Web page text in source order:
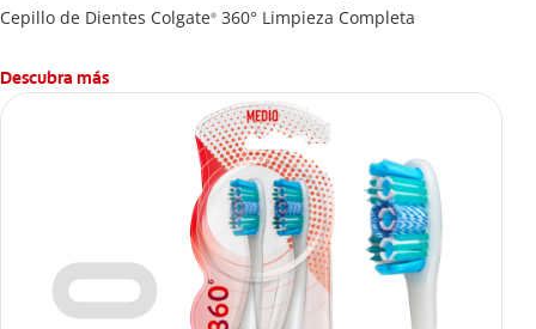
Cepillo de Dientes Colgate® 360° Limpieza Completa
Descubra más